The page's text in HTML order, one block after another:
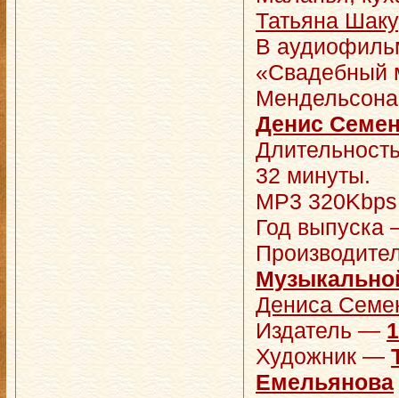
Татьяна
В
«Свадебный
Денис
32 минуты.
MP3
Год выпуска
Дениса
Издатель —
Художник —
Емельянова